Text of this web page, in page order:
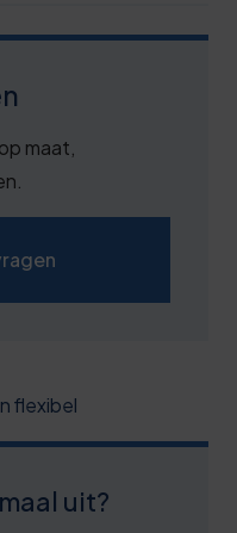
maat,
flexibel
uit?